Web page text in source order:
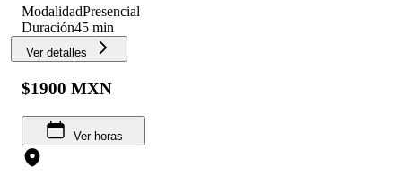
ModalidadPresencial
Duración45 min
Ver detalles
$1900 MXN
Ver horas